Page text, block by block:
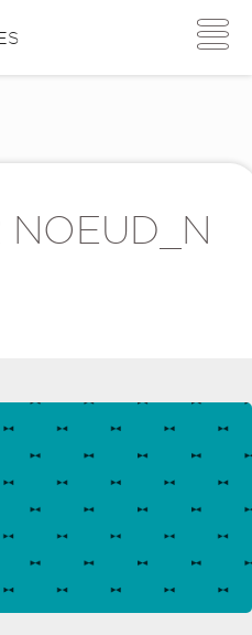
Toggle
NOEUD_N